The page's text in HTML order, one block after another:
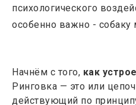
психологического
особенно важно - собаку
Начнём с того, как
Ринговка — это или
действующий по